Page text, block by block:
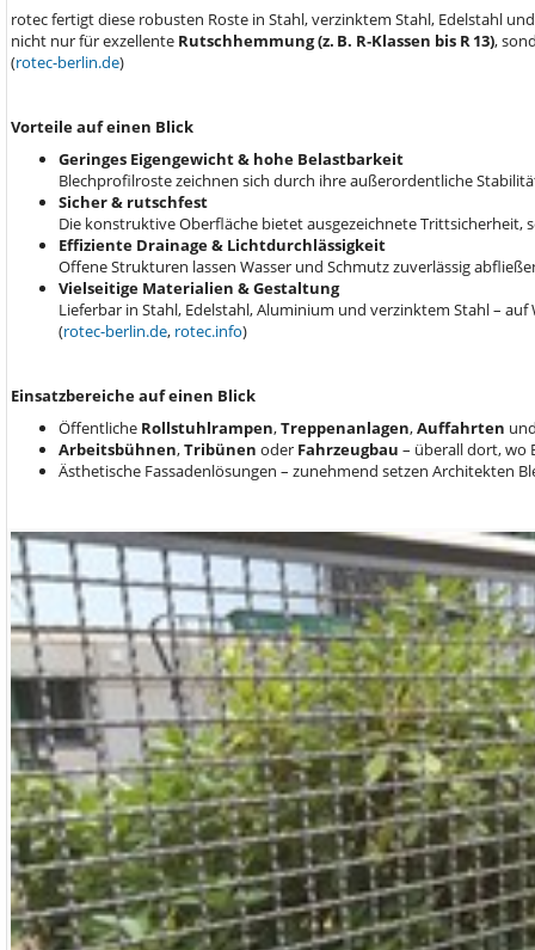
rotec fertigt diese robusten Roste in Stahl, verzinktem Stahl, Edelstahl
nicht nur für exzellente Rutschhemmung (z. B. R‑Klassen bis R 13),
(rotec-berlin.de)
Vorteile auf einen Blick
Geringes Eigengewicht & hohe Belastbarkeit
Blechprofilroste zeichnen sich durch ihre außerordentliche
Sicher & rutschfest
Die konstruktive Oberfläche bietet ausgezeichnete Trittsicherheit,
Effiziente Drainage & Lichtdurchlässigkeit
Offene Strukturen lassen Wasser und Schmutz zuverlässig
Vielseitige Materialien & Gestaltung
Lieferbar in Stahl, Edelstahl, Aluminium und verzinktem Stahl –
(rotec-berlin.de, rotec.info)
Einsatzbereiche auf einen Blick
Öffentliche Rollstuhlrampen,Treppenanlagen,Auffahrten
Arbeitsbühnen,Tribünen oder Fahrzeugbau – überall dort, wo
Ästhetische Fassadenlösungen – zunehmend setzen Architekten